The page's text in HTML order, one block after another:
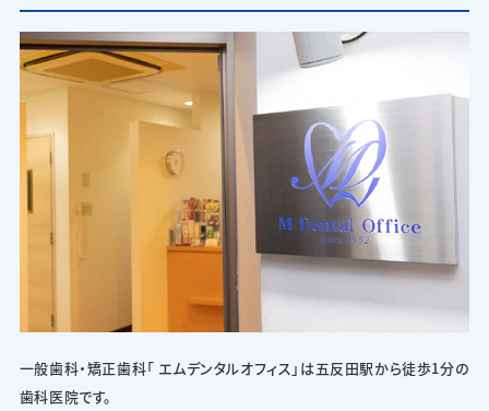
一般歯科・矯正歯科「 エムデンタルオフィス」は五反田駅から徒歩1分の
歯科医院です。